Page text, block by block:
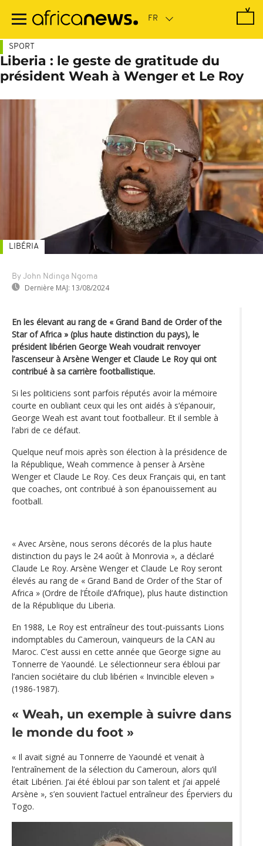
contenu
SPORT
Liberia : le geste de gratitude du
président Weah à Wenger et Le Roy
By John Ndinga Ngoma
Dernière MAJ: 13/08/2024
LIBÉRIA
En les élevant au rang de « Grand Band de Order of the
Star of Africa » (plus haute distinction du pays), le
président libérien George Weah voudrait renvoyer
l’ascenseur à Arsène Wenger et Claude Le Roy qui ont
contribué à sa carrière footballistique.
Si les politiciens sont parfois réputés avoir la mémoire
courte en oubliant ceux qui les ont aidés à s‘épanouir,
George Weah est avant tout footballeur. Et il semble à
l’abri de ce défaut.
Quelque neuf mois après son élection à la présidence de
la République, Weah commence à penser à Arsène
Wenger et Claude Le Roy. Ces deux Français qui, en tant
que coaches, ont contribué à son épanouissement au
football.
« Avec Arsène, nous serons décorés de la plus haute
distinction du pays le 24 août à Monrovia », a déclaré
Claude Le Roy. Arsène Wenger et Claude Le Roy seront
élevés au rang de « Grand Band de Order of the Star of
Africa » (Ordre de l’Étoile d’Afrique), plus haute distinction
de la République du Liberia.
En 1988, Le Roy est entraîneur des tout-puissants Lions
indomptables du Cameroun, vainqueurs de la CAN au
Maroc. C’est aussi en cette année que George signe au
Tonnerre de Yaoundé. Le sélectionneur sera ébloui par
l’ancien sociétaire du club libérien « Invincible eleven »
(1986-1987).
« Weah, un exemple à suivre dans
le monde du foot »
« Il avait signé au Tonnerre de Yaoundé et venait à
l’entraînement de la sélection du Cameroun, alors qu’il
était Libérien. J’ai été ébloui par son talent et j’ai appelé
Arsène », s’en souvient l’actuel entraîneur des Éperviers du
Togo.